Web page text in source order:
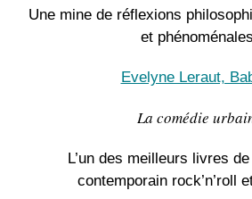
Une mine de réflexions
et
Evelyne Leraut,
La comédie
L’un des meilleurs livres
contemporain rock’n’roll